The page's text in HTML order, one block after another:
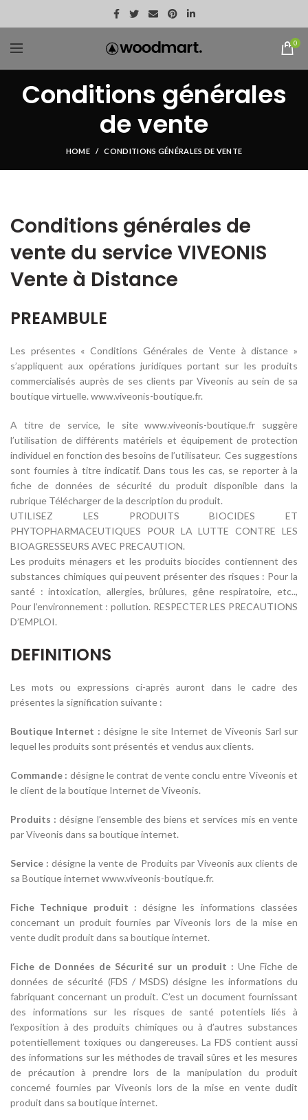
0
Conditions générales
de vente
HOME CONDITIONS GÉNÉRALES DE VENTE
Conditions générales de
vente du service VIVEONIS
Vente à Distance
PREAMBULE
Les présentes « Conditions Générales de Vente à distance »
s’appliquent aux opérations juridiques portant sur les produits
commercialisés auprès de ses clients par Viveonis au sein de sa
boutique virtuelle. www.viveonis-boutique.fr.
A titre de service, le site www.viveonis-boutique.fr suggère
l’utilisation de différents matériels et équipement de protection
individuel en fonction des besoins de l’utilisateur. Ces suggestions
sont fournies à titre indicatif. Dans tous les cas, se reporter à la
fiche de données de sécurité du produit disponible dans la
rubrique Télécharger de la description du produit.
UTILISEZ LES PRODUITS BIOCIDES ET
PHYTOPHARMACEUTIQUES POUR LA LUTTE CONTRE LES
BIOAGRESSEURS AVEC PRECAUTION.
Les produits ménagers et les produits biocides contiennent des
substances chimiques qui peuvent présenter des risques : Pour la
santé : intoxication, allergies, brûlures, gêne respiratoire, etc..,
Pour l’environnement : pollution. RESPECTER LES PRECAUTIONS
D’EMPLOI.
DEFINITIONS
Les mots ou expressions ci-après auront dans le cadre des
présentes la signification suivante :
Boutique Internet : désigne le site Internet de Viveonis Sarl sur
lequel les produits sont présentés et vendus aux clients.
Commande : désigne le contrat de vente conclu entre Viveonis et
le client de la boutique Internet de Viveonis.
Produits : désigne l’ensemble des biens et services mis en vente
par Viveonis dans sa boutique internet.
Service : désigne la vente de Produits par Viveonis aux clients de
sa Boutique internet www.viveonis-boutique.fr.
Fiche Technique produit : désigne les informations classées
concernant un produit fournies par Viveonis lors de la mise en
vente dudit produit dans sa boutique internet.
Fiche de Données de Sécurité sur un produit : Une Fiche de
données de sécurité (FDS / MSDS) désigne les informations du
fabriquant concernant un produit. C’est un document fournissant
des informations sur les risques de santé potentiels liés à
l’exposition à des produits chimiques ou à d’autres substances
potentiellement toxiques ou dangereuses. La FDS contient aussi
des informations sur les méthodes de travail sûres et les mesures
de précaution à prendre lors de la manipulation du produit
concerné fournies par Viveonis lors de la mise en vente dudit
produit dans sa boutique internet.